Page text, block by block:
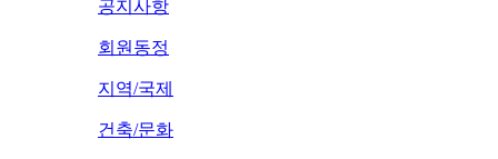
공지사항
회원동정
지역/국제
건축/문화